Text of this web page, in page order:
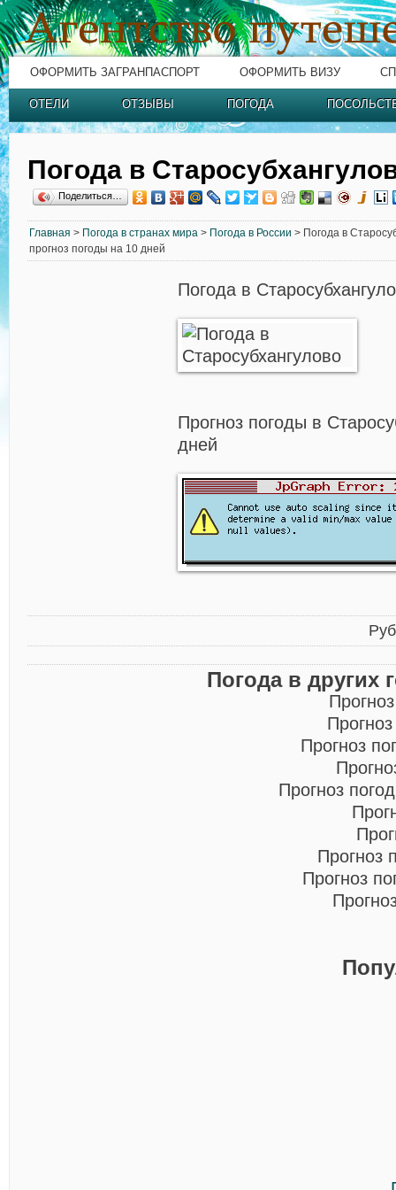
ОФОРМИТЬ ЗАГРАНПАСПОРТ ОФОРМИТЬ ВИЗУ
ОТЕЛИ ОТЗЫВЫ ПОГОДА
Погода в
Поделиться…
Главная > Погода в странах мира > Погода в России > Погода в
прогноз погоды на 10 дней
Погода в
Прогноз погоды в
дней
Погода в других
Прогноз
Прогноз
Прогноз
Прогноз